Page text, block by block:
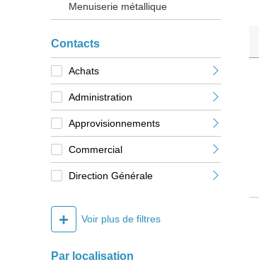
Menuiserie métallique
Contacts
Achats
Administration
Approvisionnements
Commercial
Direction Générale
+ Voir plus de filtres
Par localisation